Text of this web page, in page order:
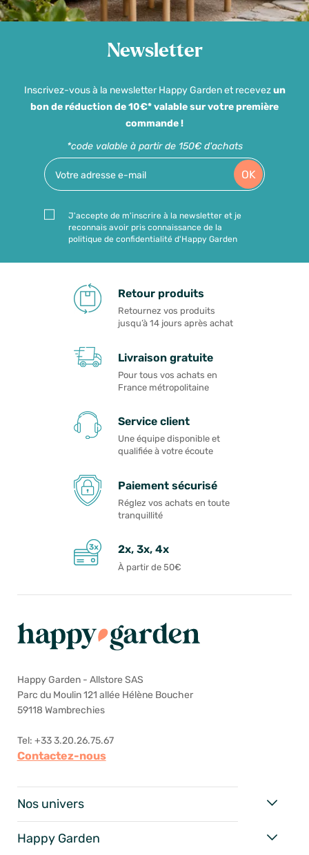
Newsletter
Inscrivez-vous à la newsletter Happy Garden et recevezun
bon de réduction de 10€* valable sur votre première
commande !
*code valable à partir de 150€ d'achats
OK
J'accepte de m'inscrire à la newsletter et je
reconnais avoir pris connaissance de la
politique de confidentialité d'Happy Garden
Retour produits
Retournez vos produits
jusqu’à 14 jours après achat
Livraison gratuite
Pour tous vos achats en
France métropolitaine
Service client
Une équipe disponible et
qualifiée à votre écoute
Paiement sécurisé
Réglez vos achats en toute
tranquillité
2x, 3x, 4x
À partir de 50€
Happy Garden - Allstore SAS
Parc du Moulin 121 allée Hélène Boucher
59118 Wambrechies
Tel: +33 3.20.26.75.67
Contactez-nous
Nos univers
Happy Garden